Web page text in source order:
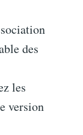
des
les
version